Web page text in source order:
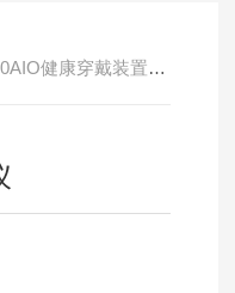
康穿戴装置生理信号测试仪